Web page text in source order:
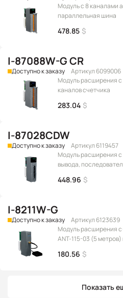
Модуль с 8 каналами
параллельная шина
478.85 $
I-87088W-G CR
Доступно к заказу
Артикул 6099006
Модуль расширения
каналов счетчика
283.04 $
I-87028CDW
Доступно к заказу
Артикул 6119457
Модуль расширения
вывода,
бит, с
выходных сигналов: 0
448.96 $
I-8211W-G
Доступно к заказу
Артикул 6123639
Модуль расширения с
ANT-115-03 (5
180.56 $
Показать